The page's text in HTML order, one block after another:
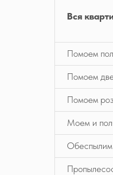
Вся
Помоем
Помоем
Помоем
Моем и